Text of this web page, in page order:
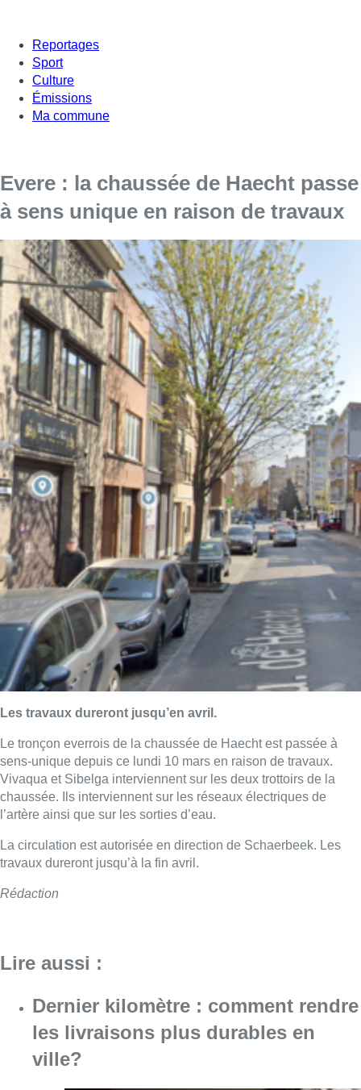
Reportages
Sport
Culture
Émissions
Ma commune
Evere : la chaussée de Haecht passe
à sens unique en raison de travaux
Les travaux dureront jusqu’en avril.
Le tronçon everrois de la chaussée de Haecht est passée à
sens-unique depuis ce lundi 10 mars en raison de travaux.
Vivaqua et Sibelga interviennent sur les deux trottoirs de la
chaussée. Ils interviennent sur les réseaux électriques de
l’artère ainsi que sur les sorties d’eau.
La circulation est autorisée en direction de Schaerbeek. Les
travaux dureront jusqu’à la fin avril.
Rédaction
Lire aussi :
Dernier kilomètre : comment rendre
les livraisons plus durables en
ville?